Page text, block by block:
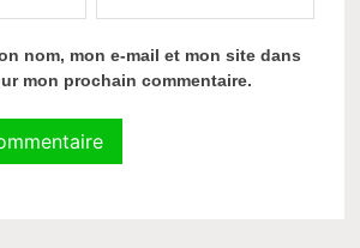
nom, mon e-mail et mon site dans
mon prochain commentaire.